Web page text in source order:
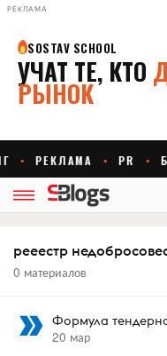
РЕКЛАМА
рееестр
0 материалов
Формула
20 мар